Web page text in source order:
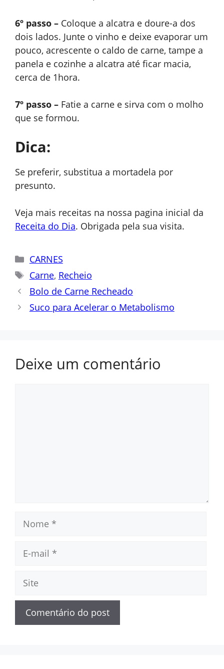
6º passo – Coloque a alcatra e doure-a dos
dois lados. Junte o vinho e deixe evaporar um
pouco, acrescente o caldo de carne, tampe a
panela e cozinhe a alcatra até ficar macia,
cerca de 1hora.
7º passo – Fatie a carne e sirva com o molho
que se formou.
Dica:
Se preferir, substitua a mortadela por
presunto.
Veja mais receitas na nossa pagina inicial da
Receita do Dia. Obrigada pela sua visita.
Categorias
CARNES
Tags
Carne, Recheio
Bolo de Carne Recheado
Suco para Acelerar o Metabolismo
Deixe um comentário
mail
Site